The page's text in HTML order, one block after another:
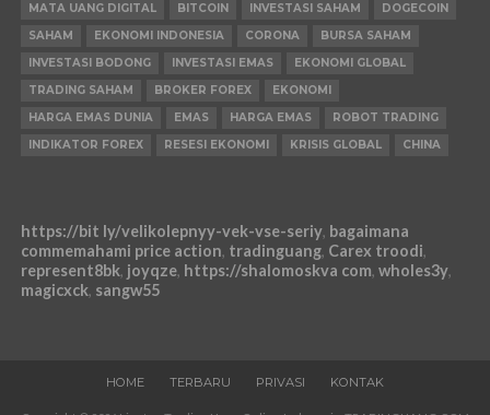
MATA UANG DIGITAL
BITCOIN INVESTASI SAHAM
DOGECOIN
SAHAM
EKONOMI INDONESIA CORONA
BURSA SAHAM
INVESTASI BODONG
INVESTASI EMAS
EKONOMI GLOBAL
TRADING SAHAM
BROKER FOREX
EKONOMI
HARGA EMAS DUNIA
EMAS HARGA EMAS
ROBOT TRADING
INDIKATOR FOREX
RESESI EKONOMI KRISIS GLOBAL CHINA
https://bit ly/velikolepnyy-vek-vse-seriy, bagaimana
commemahami price action, tradinguang, Carex troodi,
represent8bk, joyqze, https://shalomoskva com, wholes3y,
magicxck, sangw55
HOME TERBARU PRIVASI KONTAK